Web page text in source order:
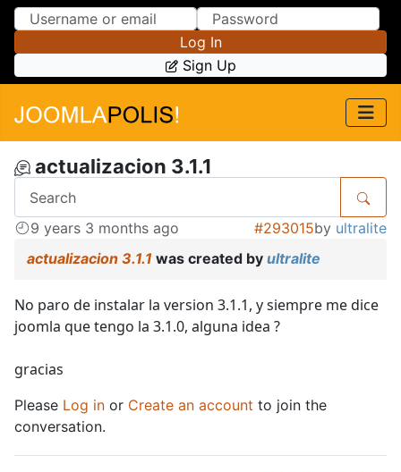
Skip to Content
Skip to Menu
Log In
Sign Up
actualizacion 3.1.1
9 years 3 months ago #293015by ultralite
actualizacion 3.1.1 was created by ultralite
No paro de instalar la version 3.1.1, y siempre me dice
joomla que tengo la 3.1.0, alguna idea ?
gracias
Please Log in or Create an account to join the
conversation.